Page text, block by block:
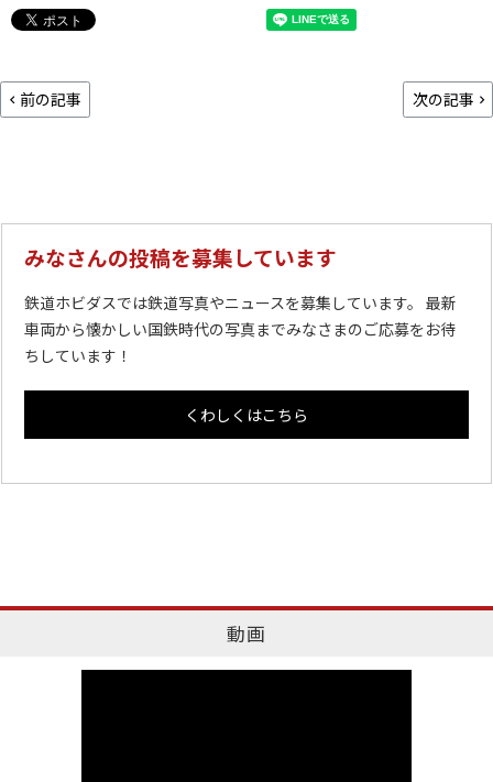
前の記事 次の記事
みなさんの投稿を募集しています
鉄道ホビダスでは鉄道写真やニュースを募集しています。 最新
車両から懐かしい国鉄時代の写真までみなさまのご応募をお待
ちしています！
くわしくはこちら
動画